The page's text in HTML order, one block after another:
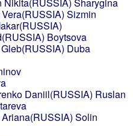
Sizmin
Boytsova
Duba
Daniil(RUSSIA) Ruslan
Solin